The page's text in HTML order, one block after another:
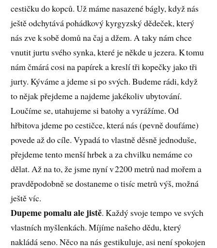
cestičku do kopců. Už máme nasazené bágly, když nás
ještě odchytává pohádkový kyrgyzský dědeček, který
nás zve k sobě domů na čaj a džem. A taky nám chce
vnutit jurtu svého synka, které je někde u jezera. K tomu
nám čmárá cosi na papírek a kreslí tři kopečky jako tři
jurty. Kýváme a jdeme si po svých. Budeme rádi, když
to nějak přejdeme a najdeme jakékoliv ubytování.
Loučíme se, utahujeme si batohy a vyrážíme. Od
hřbitova jdeme po cestičce, která nás (pevně doufáme)
povede až do cíle. Vypadá to vlastně děsně jednoduše,
přejdeme tento menší hrbek a za chvilku nemáme co
dělat. Až na to, že jsme nyní v 2200 metrů nad mořem a
pravděpodobně se dostaneme o tisíc metrů výš, možná
ještě víc.
Dupeme pomalu ale jistě. Každý svoje tempo ve svých
vlastních myšlenkách. Míjíme našeho dědu, který
nakládá seno. Něco na nás gestikuluje, asi není spokojen